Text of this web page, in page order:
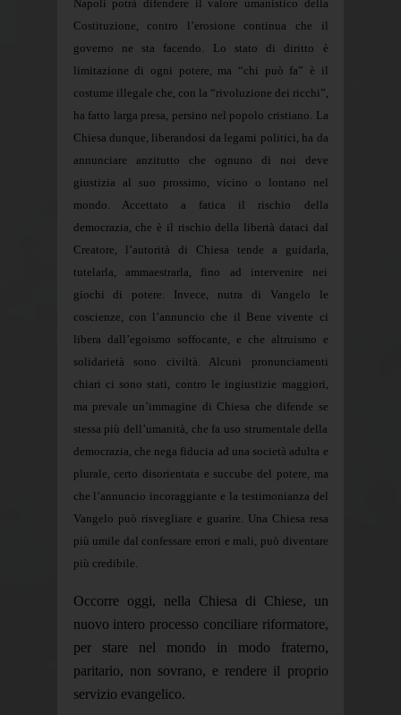
Napoli potrà difendere il valore umanistico della
Costituzione, contro l’erosione continua che il
governo ne sta facendo. Lo stato di diritto è
limitazione di ogni potere, ma “chi può fa” è il
costume illegale che, con la “rivoluzione dei ricchi”,
ha fatto larga presa, persino nel popolo cristiano. La
Chiesa dunque, liberandosi da legami politici, ha da
annunciare anzitutto che ognuno di noi deve
giustizia al suo prossimo, vicino o lontano nel
mondo. Accettato a fatica il rischio della
democrazia, che è il rischio della libertà dataci dal
Creatore, l’autorità di Chiesa tende a guidarla,
tutelarla, ammaestrarla, fino ad intervenire nei
giochi di potere. Invece, nutra di Vangelo le
coscienze, con l’annuncio che il Bene vivente ci
libera dall’egoismo soffocante, e che altruismo e
solidarietà sono civiltà. Alcuni pronunciamenti
chiari ci sono stati, contro le ingiustizie maggiori,
ma prevale un’immagine di Chiesa che difende se
stessa più dell’umanità, che fa uso strumentale della
democrazia, che nega fiducia ad una società adulta e
plurale, certo disorientata e succube del potere, ma
che l’annuncio incoraggiante e la testimonianza del
Vangelo può risvegliare e guarire. Una Chiesa resa
più umile dal confessare errori e mali, può diventare
più credibile.
Occorre oggi, nella Chiesa di Chiese, un
nuovo intero processo conciliare riformatore,
per stare nel mondo in modo fraterno,
paritario, non sovrano, e rendere il proprio
servizio evangelico.